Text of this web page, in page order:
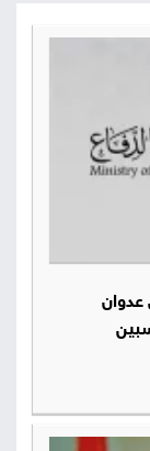
محلية
وحريات
سوشيال
فيديوهات
نحن
إتصل
عدوان